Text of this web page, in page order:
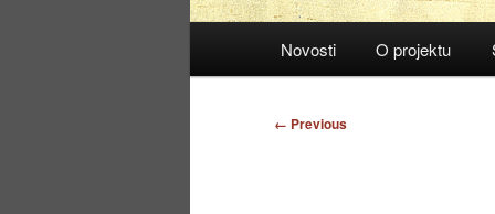
Novosti O projektu
Image
← Previous